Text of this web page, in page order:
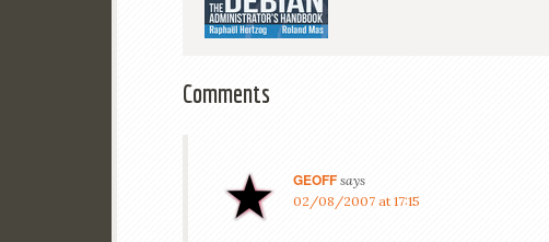
Comments
GEOFF says
02/08/2007 at 17:15